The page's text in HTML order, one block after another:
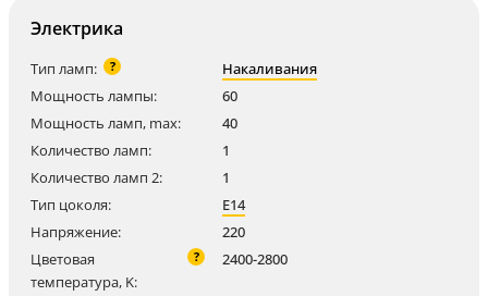
Электрика
Тип ламп: ?
Накаливания
Мощность лампы:
60
Мощность ламп, max:
40
Количество ламп:
1
Количество ламп 2:
1
Тип цоколя:
E14
Напряжение:
220
Цветовая
температура, K:
? 2400-2800